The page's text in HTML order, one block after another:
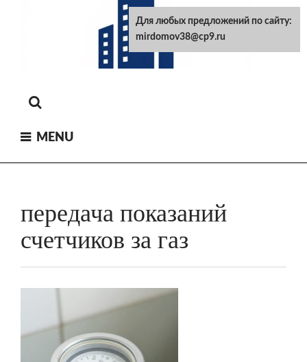
MENU
передача показаний
счетчиков за газ
Для любых предложений по сайту:
mirdomov38@cp9.ru